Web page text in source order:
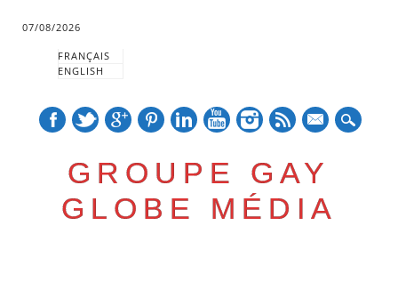
07/08/2026
FRANÇAIS
ENGLISH
GROUPE GAY
GLOBE MÉDIA